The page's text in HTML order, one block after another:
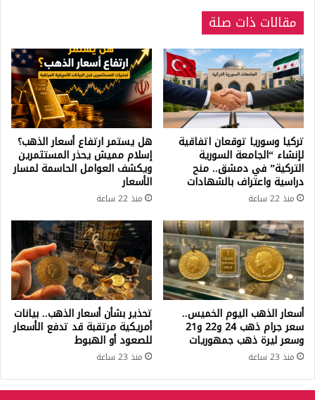
مقالات ذات صلة
تركيا وسوريا توقعان اتفاقية
لإنشاء “الجامعة السورية
التركية” في دمشق.. منح
دراسية واعتراف بالشهادات
منذ 22 ساعة
هل يستمر ارتفاع أسعار الذهب؟
إسلام مميش يحذر المستثمرين
ويكشف العوامل الحاسمة لمسار
الأسعار
منذ 22 ساعة
أسعار الذهب اليوم الخميس..
سعر جرام ذهب 24 و22 و21
وسعر ليرة ذهب جمهوريات
منذ 23 ساعة
تحذير بشأن أسعار الذهب.. بيانات
أمريكية مرتقبة قد تدفع الأسعار
للصعود أو الهبوط
منذ 23 ساعة